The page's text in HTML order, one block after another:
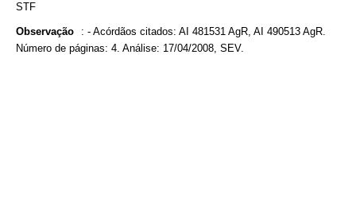
STF
Observação : - Acórdãos citados: AI 481531 AgR, AI 490513 AgR.
Número de páginas: 4. Análise: 17/04/2008, SEV.